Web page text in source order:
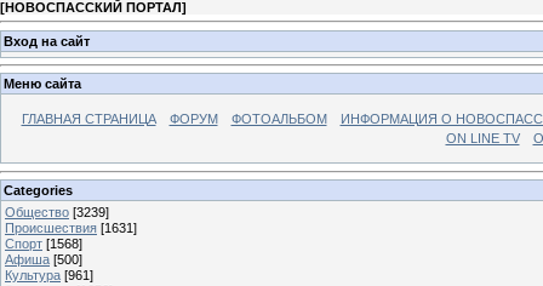
[НОВОСПАССКИЙ ПОРТАЛ]
Вход на сайт
Меню сайта
ГЛАВНАЯ СТРАНИЦА ФОРУМ ФОТОАЛЬБОМ
ИНФОРМАЦИЯ О
ON LINE TV
Categories
Общество [3239]
Происшествия [1631]
Спорт [1568]
Афиша [500]
Культура [961]